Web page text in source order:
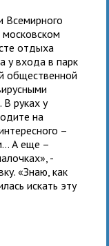
Всемирного
московском
отдыха
у входа в парк
общественной
В руках у
на
–
А еще –
-
«Знаю, как
искать эту